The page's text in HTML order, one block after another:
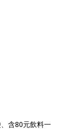
含80元飲料一